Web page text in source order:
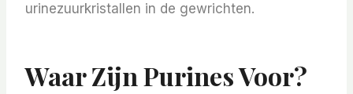
urinezuurkristallen in de gewrichten.
Waar Zijn Purines Voor?